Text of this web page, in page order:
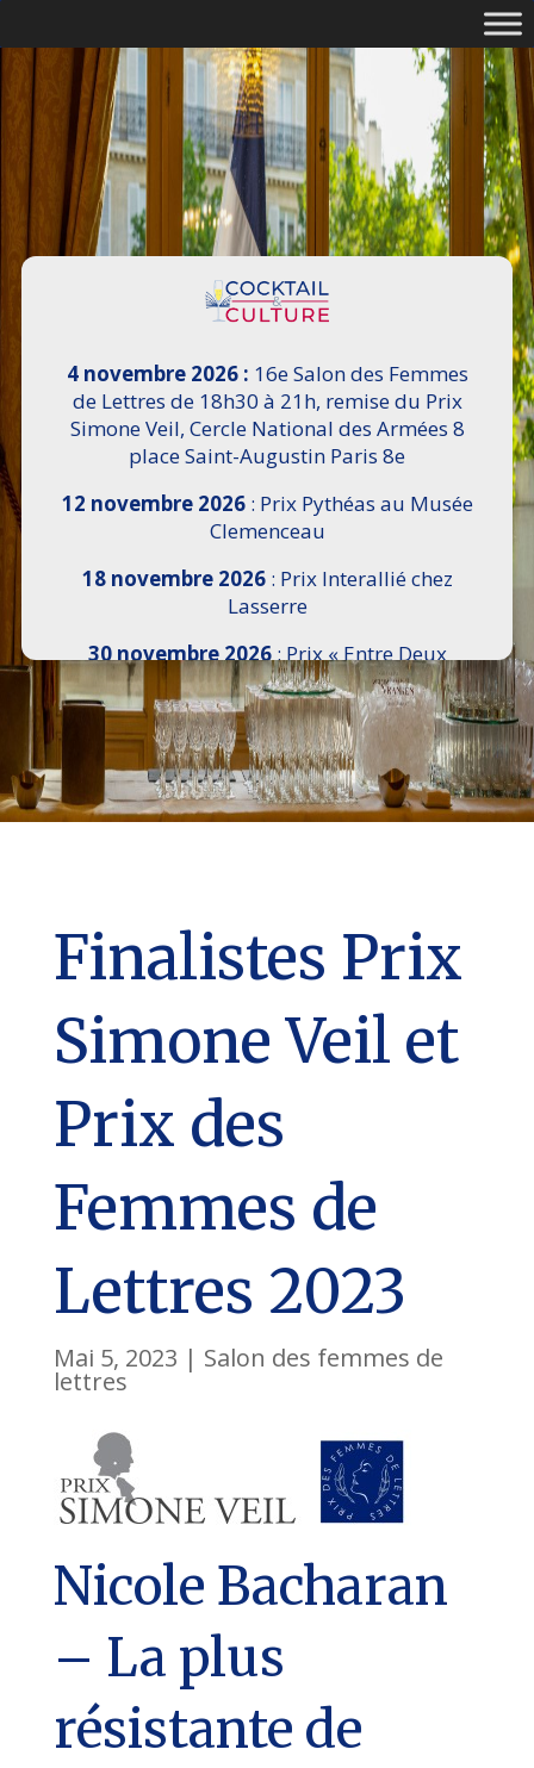
4 novembre 2026 : 16e Salon des Femmes
de Lettres de 18h30 à 21h, remise du Prix
Simone Veil, Cercle National des Armées 8
place Saint-Augustin Paris 8e
12 novembre 2026: Prix Pythéas au Musée
Clemenceau
18 novembre 2026: Prix Interallié chez
Lasserre
30 novembre 2026: Prix « Entre Deux
Rives » I Scemi Astutti au Sénat
7 décembre 2026 :16e Salon de l’Histoire de
18h30 à 21h, remise du Prix du Guesclin,
Cercle National des Armées 8 place Saint-
Augustin Paris 8e
Finalistes Prix
Simone Veil et
Prix des
Femmes de
Lettres 2023
Mai 5, 2023 | Salon des femmes de
lettres
Nicole Bacharan
– La plus
résistante de